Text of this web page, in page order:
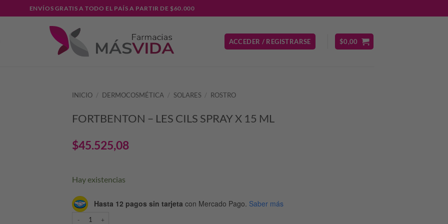
ENVÍOS GRATIS A TODO EL PAÍS A PARTIR DE $60.000
ACCEDER / REGISTRARSE $0,00
INICIO / DERMOCOSMÉTICA / SOLARES / ROSTRO
FORTBENTON – LES CILS SPRAY X 15 ML
$45.525,08
Hay existencias
Hasta 12 pagos sin tarjeta con Mercado Pago. Saber más
FORTBENTON - LES CILS SPRAY X 15 ML cantidad